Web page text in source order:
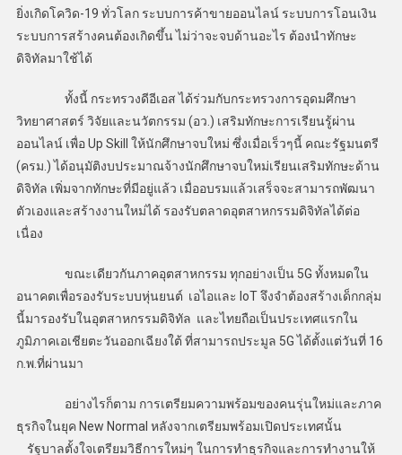
ยิ่งเกิดโควิด-19 ทั่วโลก ระบบการค้าขายออนไลน์ ระบบการโอนเงิน
ระบบการสร้างคนต้องเกิดขึ้น ไม่ว่าจะจบด้านอะไร ต้องนำทักษะ
ดิจิทัลมาใช้ได้
ทั้งนี้ กระทรวงดีอีเอส ได้ร่วมกับกระทรวงการอุดมศึกษา
วิทยาศาสตร์ วิจัยและนวัตกรรม (อว.) เสริมทักษะการเรียนรู้ผ่าน
ออนไลน์ เพื่อ Up Skill ให้นักศึกษาจบใหม่ ซึ่งเมื่อเร็วๆนี้ คณะรัฐมนตรี
(ครม.) ได้อนุมัติงบประมาณจ้างนักศึกษาจบใหม่เรียนเสริมทักษะด้าน
ดิจิทัล เพิ่มจากทักษะที่มีอยู่แล้ว เมื่ออบรมแล้วเสร็จจะสามารถพัฒนา
ตัวเองและสร้างงานใหม่ได้ รองรับตลาดอุตสาหกรรมดิจิทัลได้ต่อ
เนื่อง
ขณะเดียวกันภาคอุตสาหกรรม ทุกอย่างเป็น 5G ทั้งหมดใน
อนาคตเพื่อรองรับระบบหุ่นยนต์ เอไอและ IoT จึงจำต้องสร้างเด็กกลุ่ม
นี้มารองรับในอุตสาหกรรมดิจิทัล และไทยถือเป็นประเทศแรกใน
ภูมิภาคเอเชียตะวันออกเฉียงใต้ ที่สามารถประมูล 5G ได้ตั้งแต่วันที่ 16
ก.พ.ที่ผ่านมา
อย่างไรก็ตาม การเตรียมความพร้อมของคนรุ่นใหม่และภาค
ธุรกิจในยุค New Normal หลังจากเตรียมพร้อมเปิดประเทศนั้น
รัฐบาลตั้งใจเตรียมวิธีการใหม่ๆ ในการทำธุรกิจและการทำงานให้